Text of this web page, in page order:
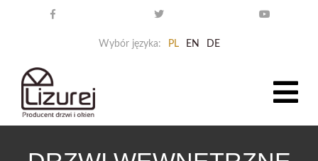
Wybór języka: PL EN DE